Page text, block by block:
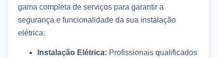
gama completa de serviços para garantir a
segurança e funcionalidade da sua instalação
elétrica:
Instalação Elétrica: Profissionais qualificados